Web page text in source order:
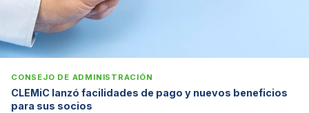
CONSEJO DE ADMINISTRACIÓN
CLEMiC lanzó facilidades de pago y nuevos beneficios
para sus socios